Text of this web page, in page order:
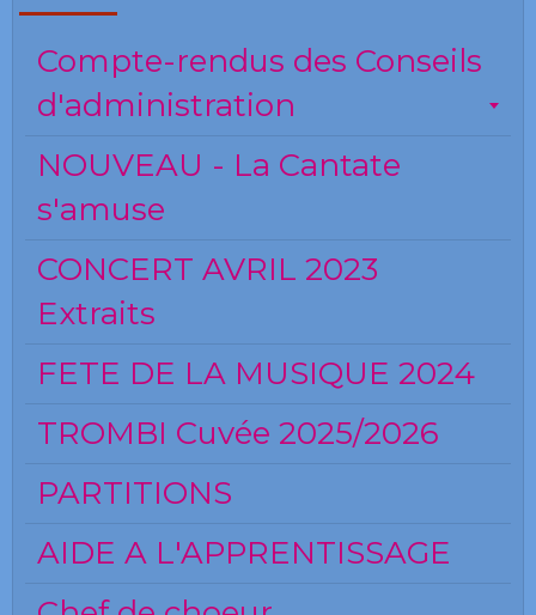
Compte-rendus des Conseils
d'administration
NOUVEAU - La Cantate
s'amuse
CONCERT AVRIL 2023
Extraits
FETE DE LA MUSIQUE 2024
TROMBI Cuvée 2025/2026
PARTITIONS
AIDE A L'APPRENTISSAGE